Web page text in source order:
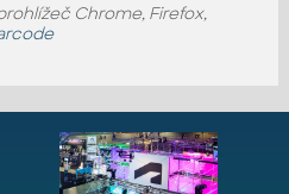
Chrome, Firefox,